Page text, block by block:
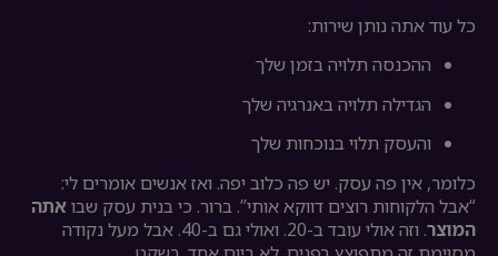
כל עוד אתה נותן שירות:
ההכנסה תלויה בזמן שלך
הגדילה תלויה באנרגיה שלך
והעסק תלוי בנוכחות שלך
כלומר, אין פה עסק. יש פה כלוב יפה. ואז אנשים אומרים לי:
“אבל הלקוחות רוצים דווקא אותי”. ברור. כי בנית עסק שבואתה
המוצר
. וזה אולי עובד ב-20. ואולי גם ב-40. אבל מעל נקודה